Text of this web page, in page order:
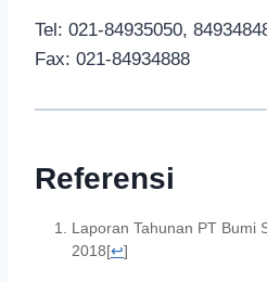
Tel: 021-84935050,
Fax: 021-84934888
Referensi
Laporan Tahunan PT Bumi
2018[↩]